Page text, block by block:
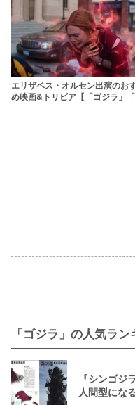
エリザベス・オルセン出演のお
め映画&トリビア【「ゴジラ」
「ゴジラ」の人気ラ
『シンゴ
人間型にな